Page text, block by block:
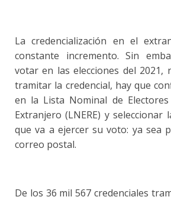
La credencialización en el
constante incremento. Sin
votar en las elecciones del 2021,
tramitar la credencial, hay que
en la Lista Nominal de
Extranjero (LNERE) y seleccionar
que va a ejercer su voto: ya sea
correo postal.
De los 36 mil 567 credenciales